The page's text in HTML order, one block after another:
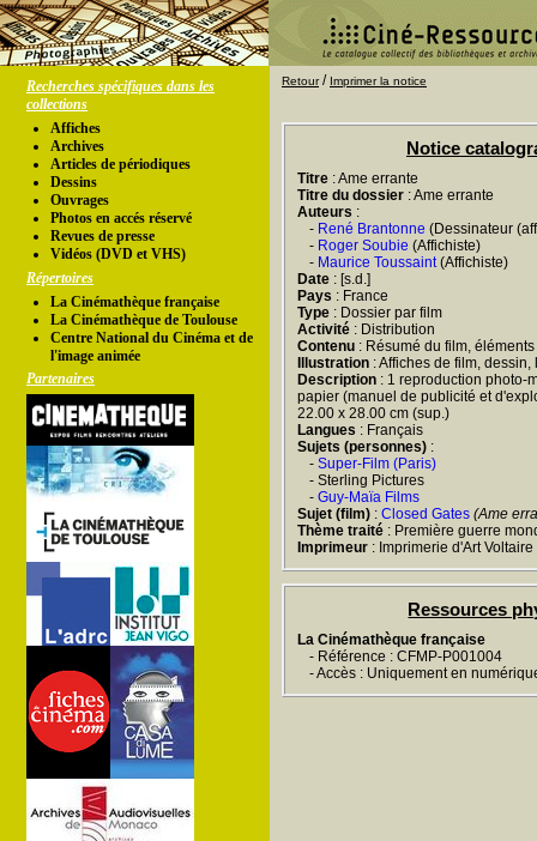
Recherches spécifiques dans les
collections
Affiches
Archives
Articles de périodiques
Dessins
Ouvrages
Photos en accés réservé
Revues de presse
Vidéos (DVD et VHS)
Répertoires
La Cinémathèque française
La Cinémathèque de Toulouse
Centre National du Cinéma et de
l'image animée
Partenaires
Retour/ Imprimer la notice
Notice
Titre : Ame errante
Titre du dossier : Ame errante
Auteurs :
- René Brantonne (Dessinateur
- Roger Soubie (Affichiste)
- Maurice Toussaint(Affichiste)
Date : [s.d.]
Pays : France
Type : Dossier par film
Activité : Distribution
Contenu : Résumé du film,
Illustration : Affiches de film,
Description : 1 reproduction photo-
papier (manuel de publicité et
22.00 x 28.00 cm (sup.)
Langues : Français
Sujets (personnes) :
- Super-Film (Paris)
- Sterling Pictures
- Guy-Maïa Films
Sujet (film) : Closed Gates (Ame
Thème traité : Première guerre
Imprimeur : Imprimerie d'Art
Ressources
La Cinémathèque française
- Référence : CFMP-P001004
- Accès : Uniquement en